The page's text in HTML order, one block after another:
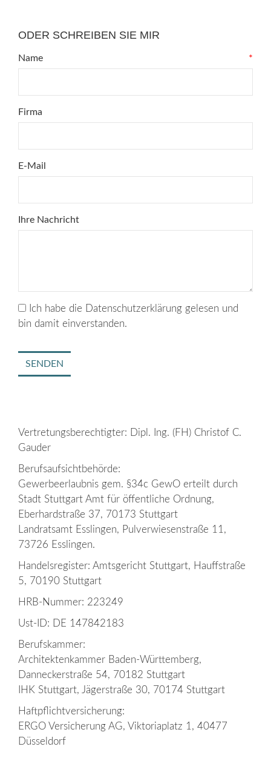
ODER SCHREIBEN SIE MIR
Name *
Firma
E-Mail
Ihre Nachricht
Ich habe die Datenschutzerklärung gelesen und
bin damit einverstanden.
SENDEN
Vertretungsberechtigter: Dipl. Ing. (FH) Christof C.
Gauder
Berufsaufsichtbehörde:
Gewerbeerlaubnis gem. §34c GewO erteilt durch
Stadt Stuttgart Amt für öffentliche Ordnung,
Eberhardstraße 37, 70173 Stuttgart
Landratsamt Esslingen, Pulverwiesenstraße 11,
73726 Esslingen.
Handelsregister: Amtsgericht Stuttgart, Hauffstraße
5, 70190 Stuttgart
HRB-Nummer: 223249
Ust-ID: DE 147842183
Berufskammer:
Architektenkammer Baden-Württemberg,
Danneckerstraße 54, 70182 Stuttgart
IHK Stuttgart, Jägerstraße 30, 70174 Stuttgart
Haftpflichtversicherung:
ERGO Versicherung AG, Viktoriaplatz 1, 40477
Düsseldorf